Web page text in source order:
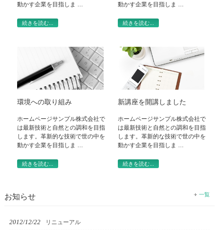
動かす企業を目指しま …
続きを読む...
動かす企業を目指しま …
続きを読む...
環境への取り組み
ホームページサンプル株式会社で
は最新技術と自然との調和を目指
します。革新的な技術で世の中を
動かす企業を目指しま …
続きを読む...
新講座を開講しました
ホームページサンプル株式会社で
は最新技術と自然との調和を目指
します。革新的な技術で世の中を
動かす企業を目指しま …
続きを読む...
お知らせ 一覧
2012/12/22 リニューアル